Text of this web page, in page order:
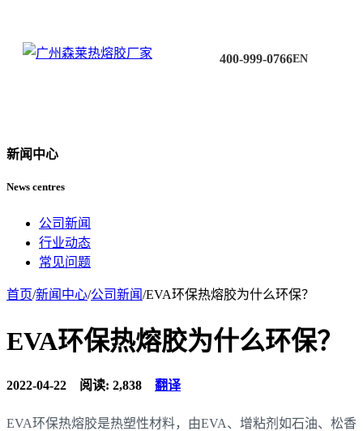
400-999-0766EN
新闻中心
News centres
公司新闻
行业动态
常见问题
首页/新闻中心/公司新闻/EVA环保热熔胶为什么环保？
EVA环保热熔胶为什么环保？
2022-04-22 阅读: 2,838 翻译
EVA环保热熔胶是热塑性材料，由EVA、增粘剂如石油、松香